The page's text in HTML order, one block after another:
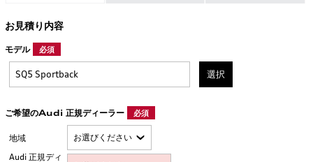
お見積り内容
モデル 必須
選択
ご希望のAudi 正規ディーラー 必須
地域
Audi 正規ディ